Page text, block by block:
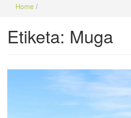
Home /
Etiketa: Muga